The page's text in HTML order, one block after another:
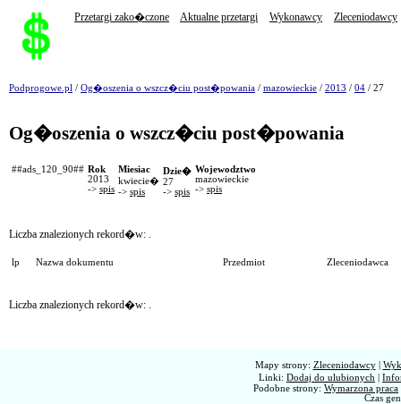
Przetargi zako�czone Aktualne przetargi Wykonawcy Zleceniodawcy
Podprogowe.pl / Og�oszenia o wszcz�ciu post�powania / mazowieckie / 2013 / 04 / 27
Og�oszenia o wszcz�ciu post�powania
##ads_120_90## Rok
2013
-> spis
Miesiac
kwiecie�
-> spis
Dzie�
27
-> spis
Wojewodztwo
mazowieckie
-> spis
Liczba znalezionych rekord�w:
lp Nazwa dokumentu Przedmiot Zleceniodawca
Liczba znalezionych rekord�w:
Mapy strony: Zleceniodawcy|
Linki: Dodaj do ulubionych
Podobne strony: Wymarzona praca
Czas